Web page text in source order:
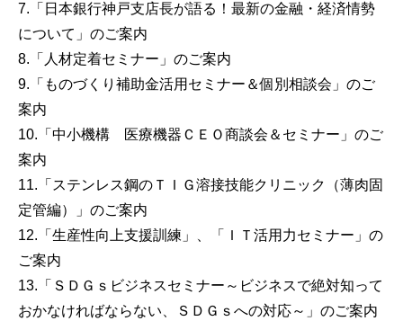
7.「日本銀行神戸支店長が語る！最新の金融・経済情勢
について」のご案内
8.「人材定着セミナー」のご案内
9.「ものづくり補助金活用セミナー＆個別相談会」のご
案内
10.「中小機構 医療機器ＣＥＯ商談会＆セミナー」のご
案内
11.「ステンレス鋼のＴＩＧ溶接技能クリニック（薄肉固
定管編）」のご案内
12.「生産性向上支援訓練」、「ＩＴ活用力セミナー」の
ご案内
13.「ＳＤＧｓビジネスセミナー～ビジネスで絶対知って
おかなければならない、ＳＤＧｓへの対応～」のご案内